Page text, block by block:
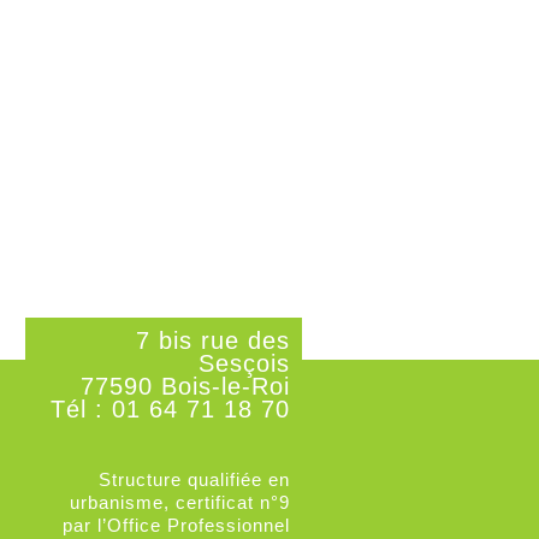
7 bis rue des
Sesçois
77590 Bois-le-Roi
Tél : 01 64 71 18 70
Structure qualifiée en
urbanisme, certificat n°9
par l’Office Professionnel